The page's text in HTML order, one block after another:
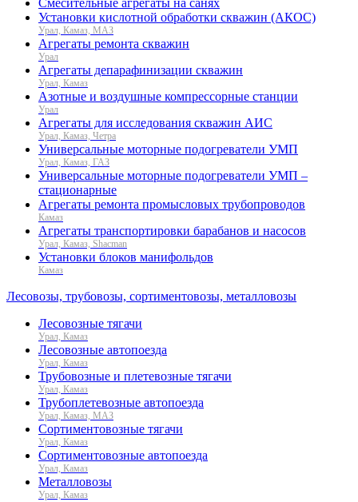
Смесительные агрегаты на санях
Установки кислотной обработки скважин (АКОС)
Урал, Камаз, МАЗ
Агрегаты ремонта скважин
Урал
Агрегаты депарафинизации скважин
Урал, Камаз
Азотные и воздушные компрессорные станции
Урал
Агрегаты для исследования скважин АИС
Урал, Камаз, Четра
Универсальные моторные подогреватели УМП
Урал, Камаз, ГАЗ
Универсальные моторные подогреватели УМП –
стационарные
Агрегаты ремонта промысловых трубопроводов
Камаз
Агрегаты транспортировки барабанов и насосов
Урал, Камаз, Shacman
Установки блоков манифольдов
Камаз
Лесовозы, трубовозы, сортиментовозы, металловозы
Лесовозные тягачи
Урал, Камаз
Лесовозные автопоезда
Урал, Камаз
Трубовозные и плетевозные тягачи
Урал, Камаз
Трубоплетевозные автопоезда
Урал, Камаз, МАЗ
Сортиментовозные тягачи
Урал, Камаз
Сортиментовозные автопоезда
Урал, Камаз
Металловозы
Урал, Камаз